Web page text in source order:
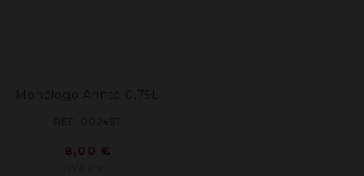
Monólogo Arinto 0,75L
REF: 002457
8,00 €